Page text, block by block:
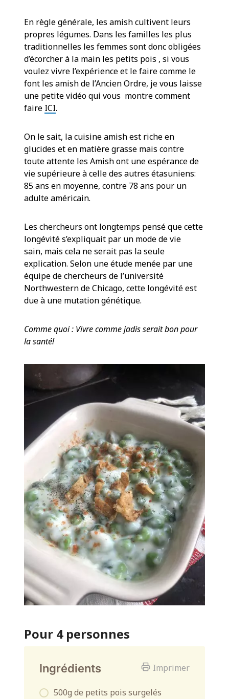
En règle générale, les amish cultivent leurs
propres légumes. Dans les familles les plus
traditionnelles les femmes sont donc obligées
d’écorcher à la main les petits pois , si vous
voulez vivre l’expérience et le faire comme le
font les amish de l’Ancien Ordre, je vous laisse
une petite vidéo qui vous montre comment
faire ICI.
On le sait, la cuisine amish est riche en
glucides et en matière grasse mais contre
toute attente les Amish ont une espérance de
vie supérieure à celle des autres étasuniens:
85 ans en moyenne, contre 78 ans pour un
adulte américain.
Les chercheurs ont longtemps pensé que cette
longévité s’expliquait par un mode de vie
sain, mais cela ne serait pas la seule
explication. Selon une étude menée par une
équipe de chercheurs de l’université
Northwestern de Chicago, cette longévité est
due à une mutation génétique.
Comme quoi : Vivre comme jadis serait bon pour
la santé!
Pour 4 personnes
Imprimer
Ingrédients
500g de petits pois surgelés